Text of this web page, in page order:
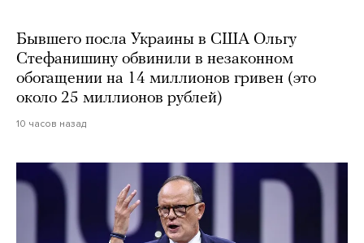
Бывшего посла Украины в США Ольгу
Стефанишину обвинили в незаконном
обогащении на 14 миллионов гривен (это
около 25 миллионов рублей)
10 часов назад